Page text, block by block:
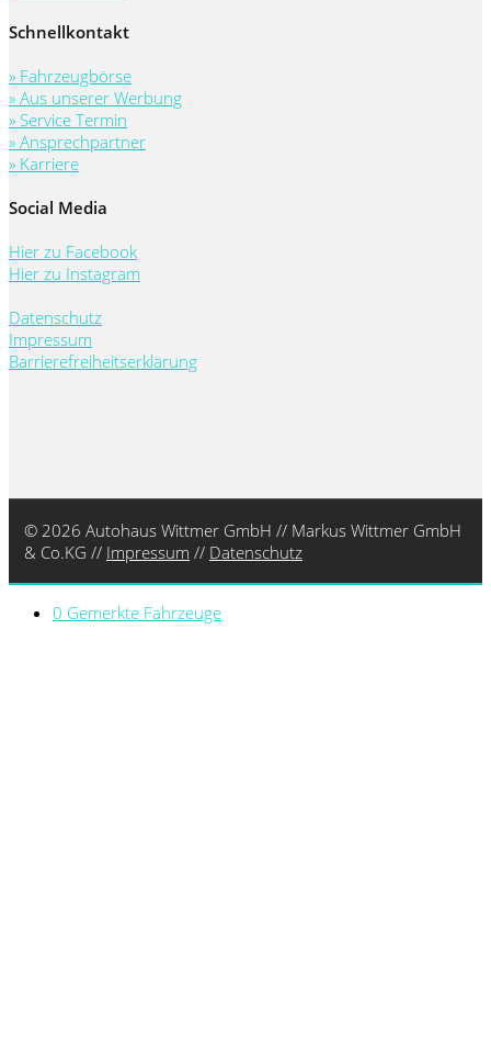
Schnellkontakt
» Fahrzeugbörse
» Aus unserer Werbung
» Service Termin
» Ansprechpartner
» Karriere
Social Media
Hier zu Facebook
Hier zu Instagram
Datenschutz
Impressum
Barrierefreiheitserklärung
© 2026 Autohaus Wittmer GmbH // Markus Wittmer GmbH
& Co.KG // Impressum // Datenschutz
0 Gemerkte Fahrzeuge